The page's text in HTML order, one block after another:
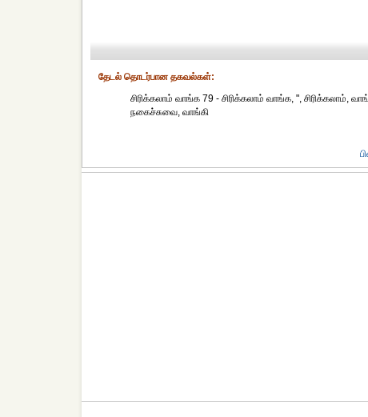
தேட‌ல் தொட‌ர்பான தகவ‌ல்க‌ள்:
சிரிக்கலாம் வாங்க 79 - சிரிக்கலாம் வாங்க, ", சிரிக்கலாம்,
நகைச்சுவை, வாங்கி